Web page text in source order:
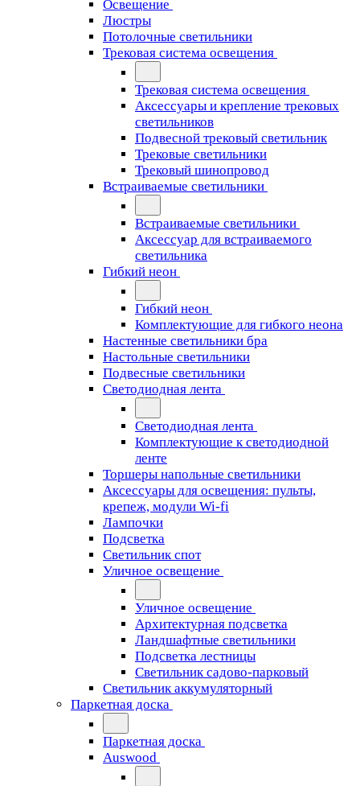
Освещение
Люстры
Потолочные светильники
Трековая система освещения
Трековая система освещения
Аксессуары и крепление трековых
светильников
Подвесной трековый светильник
Трековые светильники
Трековый шинопровод
Встраиваемые светильники
Встраиваемые светильники
Аксессуар для встраиваемого
светильника
Гибкий неон
Гибкий неон
Комплектующие для гибкого неона
Настенные светильники бра
Настольные светильники
Подвесные светильники
Светодиодная лента
Светодиодная лента
Комплектующие к светодиодной
ленте
Торшеры напольные светильники
Аксессуары для освещения: пульты,
крепеж, модули Wi-fi
Лампочки
Подсветка
Светильник спот
Уличное освещение
Уличное освещение
Архитектурная подсветка
Ландшафтные светильники
Подсветка лестницы
Светильник садово-парковый
Светильник аккумуляторный
Паркетная доска
Паркетная доска
Auswood